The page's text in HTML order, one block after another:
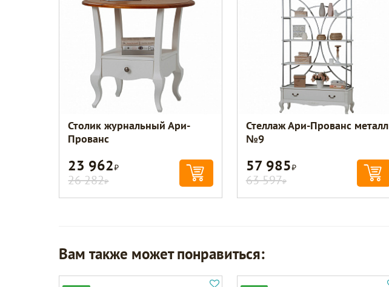
Столик журнальный Ари-
Прованс
23 962Р
26 282Р
Стеллаж Ари-Прованс металл
№9
57 985Р
63 597Р
Вам также может понравиться: